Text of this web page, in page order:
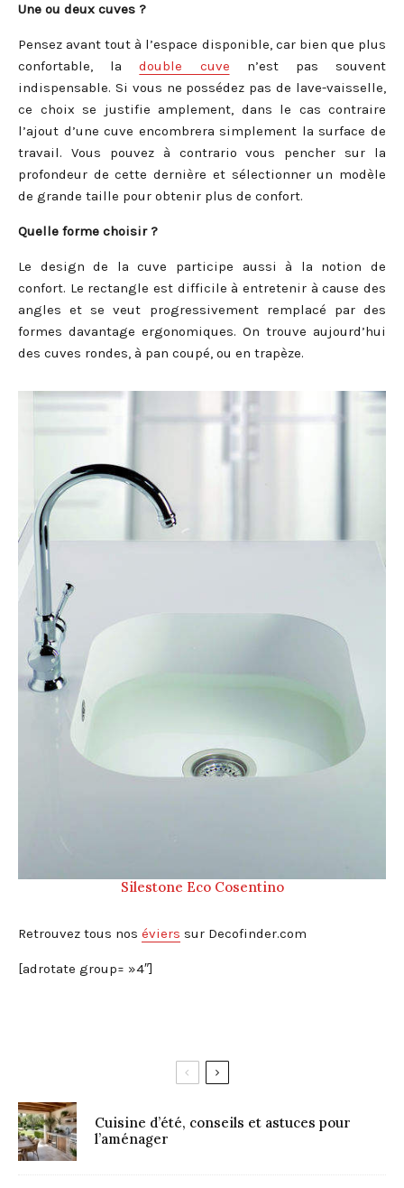
Une ou deux cuves ?
Pensez avant tout à l’espace disponible, car bien que plus
confortable, ladouble cuve n’est pas souvent
indispensable. Si vous ne possédez pas de lave-vaisselle,
ce choix se justifie amplement, dans le cas contraire
l’ajout d’une cuve encombrera simplement la surface de
travail. Vous pouvez à contrario vous pencher sur la
profondeur de cette dernière et sélectionner un modèle
de grande taille pour obtenir plus de confort.
Quelle forme choisir ?
Le design de la cuve participe aussi à la notion de
confort. Le rectangle est difficile à entretenir à cause des
angles et se veut progressivement remplacé par des
formes davantage ergonomiques. On trouve aujourd’hui
des cuves rondes, à pan coupé, ou en trapèze.
Silestone Eco Cosentino
Retrouvez tous nos éviers sur Decofinder.com
[adrotate group= »4″]
Cuisine d’été, conseils et astuces pour
l’aménager